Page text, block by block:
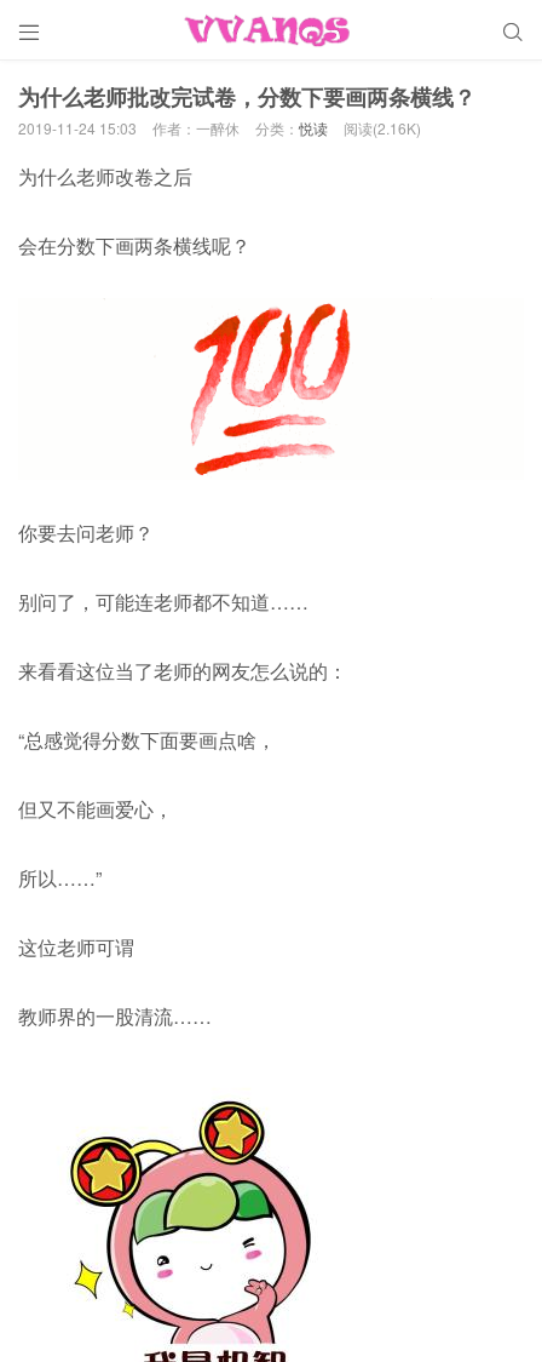
 
为什么老师批改完试卷，分数下要画两条横线？
2019-11-24 15:03 作者：一醉休 分类：悦读 阅读(2.16K)
为什么老师改卷之后
会在分数下画两条横线呢？
你要去问老师？
别问了，可能连老师都不知道……
来看看这位当了老师的网友怎么说的：
“总感觉得分数下面要画点啥，
但又不能画爱心，
所以……”
这位老师可谓
教师界的一股清流……